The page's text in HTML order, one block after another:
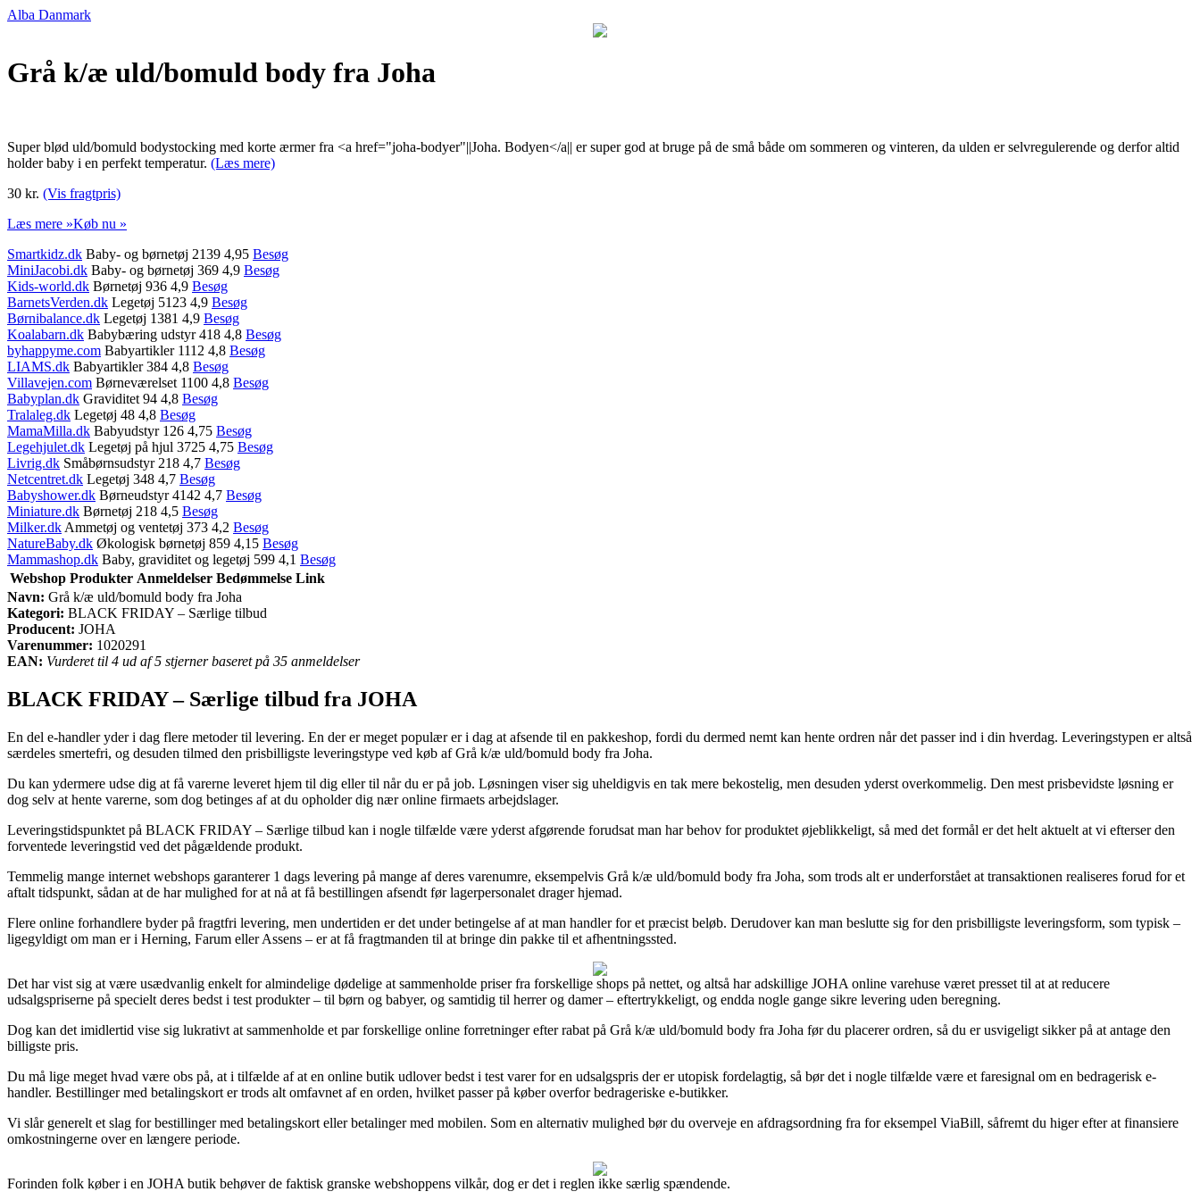
Alba Danmark
Grå k/æ uld/bomuld body fra Joha
Super blød uld/bomuld bodystocking med korte ærmer fra <a href="joha-bodyer"||Joha. Bodyen</a|| er super god at bruge på de små både om sommeren og vinteren, da ulden er selvregulerende og derfor altid
holder baby i en perfekt temperatur. (Læs mere)
30 kr. (Vis fragtpris)
Læs mere »Køb nu »
Smartkidz.dk Baby- og børnetøj 2139 4,95 Besøg
MiniJacobi.dk Baby- og børnetøj 369 4,9 Besøg
Kids-world.dk Børnetøj 936 4,9 Besøg
BarnetsVerden.dk Legetøj 5123 4,9 Besøg
Børnibalance.dk Legetøj 1381 4,9 Besøg
Koalabarn.dk Babybæring udstyr 418 4,8 Besøg
byhappyme.com Babyartikler 1112 4,8 Besøg
LIAMS.dk Babyartikler 384 4,8 Besøg
Villavejen.com Børneværelset 1100 4,8 Besøg
Babyplan.dk Graviditet 94 4,8 Besøg
Tralaleg.dk Legetøj 48 4,8 Besøg
MamaMilla.dk Babyudstyr 126 4,75 Besøg
Legehjulet.dk Legetøj på hjul 3725 4,75 Besøg
Livrig.dk Småbørnsudstyr 218 4,7 Besøg
Netcentret.dk Legetøj 348 4,7 Besøg
Babyshower.dk Børneudstyr 4142 4,7 Besøg
Miniature.dk Børnetøj 218 4,5 Besøg
Milker.dk Ammetøj og ventetøj 373 4,2 Besøg
NatureBaby.dk Økologisk børnetøj 859 4,15 Besøg
Mammashop.dk Baby, graviditet og legetøj 599 4,1 Besøg
Webshop Produkter Anmeldelser Bedømmelse Link
Navn: Grå k/æ uld/bomuld body fra Joha
Kategori: BLACK FRIDAY – Særlige tilbud
Producent: JOHA
Varenummer: 1020291
EAN: Vurderet til 4 ud af 5 stjerner baseret på 35 anmeldelser
BLACK FRIDAY – Særlige tilbud fra JOHA
En del e-handler yder i dag flere metoder til levering. En der er meget populær er i dag at afsende til en pakkeshop, fordi du dermed nemt kan hente ordren når det passer ind i din hverdag. Leveringstypen er altså
særdeles smertefri, og desuden tilmed den prisbilligste leveringstype ved køb af Grå k/æ uld/bomuld body fra Joha.
Du kan ydermere udse dig at få varerne leveret hjem til dig eller til når du er på job. Løsningen viser sig uheldigvis en tak mere bekostelig, men desuden yderst overkommelig. Den mest prisbevidste løsning er
dog selv at hente varerne, som dog betinges af at du opholder dig nær online firmaets arbejdslager.
Leveringstidspunktet på BLACK FRIDAY – Særlige tilbud kan i nogle tilfælde være yderst afgørende forudsat man har behov for produktet øjeblikkeligt, så med det formål er det helt aktuelt at vi efterser den
forventede leveringstid ved det pågældende produkt.
Temmelig mange internet webshops garanterer 1 dags levering på mange af deres varenumre, eksempelvis Grå k/æ uld/bomuld body fra Joha, som trods alt er underforstået at transaktionen realiseres forud for et
aftalt tidspunkt, sådan at de har mulighed for at nå at få bestillingen afsendt før lagerpersonalet drager hjemad.
Flere online forhandlere byder på fragtfri levering, men undertiden er det under betingelse af at man handler for et præcist beløb. Derudover kan man beslutte sig for den prisbilligste leveringsform, som typisk –
ligegyldigt om man er i Herning, Farum eller Assens – er at få fragtmanden til at bringe din pakke til et afhentningssted.
Det har vist sig at være usædvanlig enkelt for almindelige dødelige at sammenholde priser fra forskellige shops på nettet, og altså har adskillige JOHA online varehuse været presset til at at reducere
udsalgspriserne på specielt deres bedst i test produkter – til børn og babyer, og samtidig til herrer og damer – eftertrykkeligt, og endda nogle gange sikre levering uden beregning.
Dog kan det imidlertid vise sig lukrativt at sammenholde et par forskellige online forretninger efter rabat på Grå k/æ uld/bomuld body fra Joha før du placerer ordren, så du er usvigeligt sikker på at antage den
billigste pris.
Du må lige meget hvad være obs på, at i tilfælde af at en online butik udlover bedst i test varer for en udsalgspris der er utopisk fordelagtig, så bør det i nogle tilfælde være et faresignal om en bedragerisk e-
handler. Bestillinger med betalingskort er trods alt omfavnet af en orden, hvilket passer på køber overfor bedrageriske e-butikker.
Vi slår generelt et slag for bestillinger med betalingskort eller betalinger med mobilen. Som en alternativ mulighed bør du overveje en afdragsordning fra for eksempel ViaBill, såfremt du higer efter at finansiere
omkostningerne over en længere periode.
Forinden folk køber i en JOHA butik behøver de faktisk granske webshoppens vilkår, dog er det i reglen ikke særlig spændende.